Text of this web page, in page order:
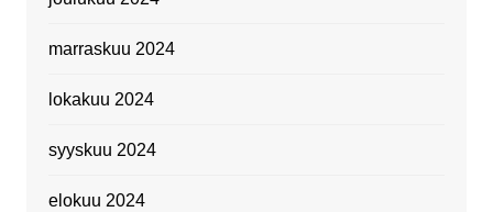
marraskuu 2024
lokakuu 2024
syyskuu 2024
elokuu 2024